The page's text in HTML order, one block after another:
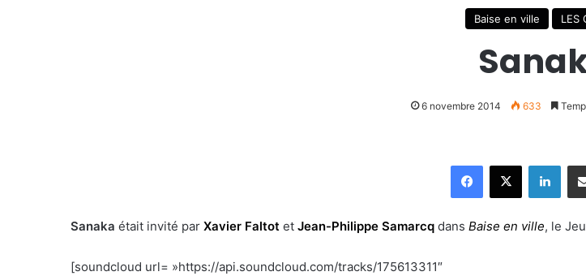
Baise en ville LES
6 novembre 2014 633
Sanaka était invité par Xavier Faltot et Jean-Philippe Samarcq dans Baise en ville, le
[soundcloud url= »https://api.soundcloud.com/tracks/175613311″